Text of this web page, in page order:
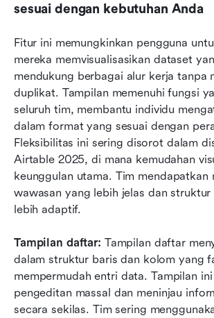
sesuai dengan kebutuhan Anda
Fitur ini memungkinkan pengguna
mereka memvisualisasikan dataset
mendukung berbagai alur kerja tanpa
duplikat. Tampilan memenuhi fungsi
seluruh tim, membantu individu
dalam format yang sesuai dengan
Fleksibilitas ini sering disorot dalam
Airtable 2025, di mana kemudahan
keunggulan utama. Tim mendapatkan
wawasan yang lebih jelas dan
lebih adaptif.
Tampilan daftar: Tampilan daftar
dalam struktur baris dan kolom yang
mempermudah entri data. Tampilan
pengeditan massal dan meninjau
secara sekilas. Tim sering